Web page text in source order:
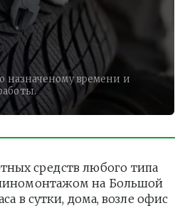
назначеному времени и
средств любого типа
на Большой
в сутки, дома, возле офис